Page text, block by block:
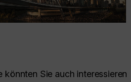
könnten Sie auch interessieren